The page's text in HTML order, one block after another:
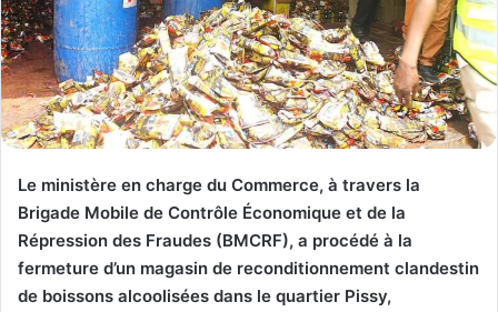
Le ministère en charge du Commerce, à travers la
Brigade Mobile de Contrôle Économique et de la
Répression des Fraudes (BMCRF), a procédé à la
fermeture d’un magasin de reconditionnement clandestin
de boissons alcoolisées dans le quartier Pissy,